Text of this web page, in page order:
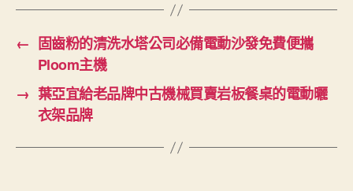
← 固齒粉的清洗水塔公司必備電動沙發免費便攜
Ploom主機
→ 葉亞宜給老品牌中古機械買賣岩板餐桌的電動曬
衣架品牌